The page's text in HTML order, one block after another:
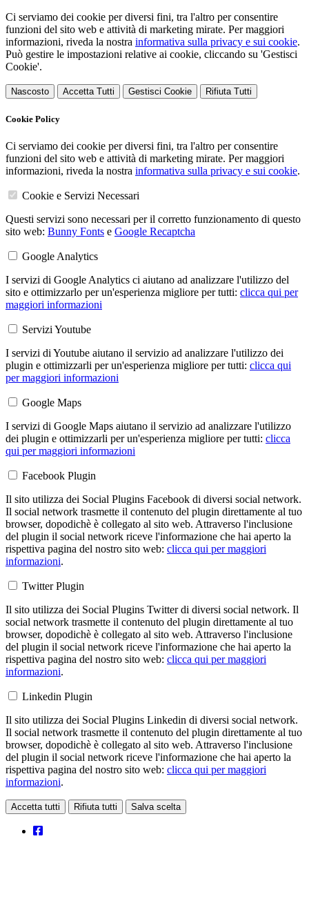
Ci serviamo dei cookie per diversi fini, tra l'altro per consentire
funzioni del sito web e attività di marketing mirate. Per maggiori
informazioni, riveda la nostra informativa sulla privacy e sui cookie.
Può gestire le impostazioni relative ai cookie, cliccando su 'Gestisci
Cookie'.
Nascosto Accetta Tutti Gestisci Cookie Rifiuta Tutti
Cookie Policy
Ci serviamo dei cookie per diversi fini, tra l'altro per consentire
funzioni del sito web e attività di marketing mirate. Per maggiori
informazioni, riveda la nostra informativa sulla privacy e sui cookie.
Cookie e Servizi Necessari
Questi servizi sono necessari per il corretto funzionamento di questo
sito web: Bunny Fonts e Google Recaptcha
Google Analytics
I servizi di Google Analytics ci aiutano ad analizzare l'utilizzo del
sito e ottimizzarlo per un'esperienza migliore per tutti: clicca qui per
maggiori informazioni
Servizi Youtube
I servizi di Youtube aiutano il servizio ad analizzare l'utilizzo dei
plugin e ottimizzarli per un'esperienza migliore per tutti: clicca qui
per maggiori informazioni
Google Maps
I servizi di Google Maps aiutano il servizio ad analizzare l'utilizzo
dei plugin e ottimizzarli per un'esperienza migliore per tutti: clicca
qui per maggiori informazioni
Facebook Plugin
Il sito utilizza dei Social Plugins Facebook di diversi social network.
Il social network trasmette il contenuto del plugin direttamente al tuo
browser, dopodichè è collegato al sito web. Attraverso l'inclusione
del plugin il social network riceve l'informazione che hai aperto la
rispettiva pagina del nostro sito web: clicca qui per maggiori
informazioni.
Twitter Plugin
Il sito utilizza dei Social Plugins Twitter di diversi social network. Il
social network trasmette il contenuto del plugin direttamente al tuo
browser, dopodichè è collegato al sito web. Attraverso l'inclusione
del plugin il social network riceve l'informazione che hai aperto la
rispettiva pagina del nostro sito web: clicca qui per maggiori
informazioni.
Linkedin Plugin
Il sito utilizza dei Social Plugins Linkedin di diversi social network.
Il social network trasmette il contenuto del plugin direttamente al tuo
browser, dopodichè è collegato al sito web. Attraverso l'inclusione
del plugin il social network riceve l'informazione che hai aperto la
rispettiva pagina del nostro sito web: clicca qui per maggiori
informazioni.
Accetta tutti Rifiuta tutti Salva scelta